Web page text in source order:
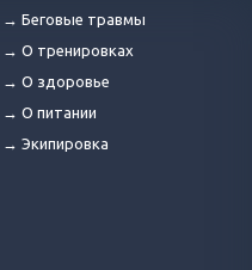
→ Беговые травмы
→ О тренировках
→ О здоровье
→ О питании
→ Экипировка